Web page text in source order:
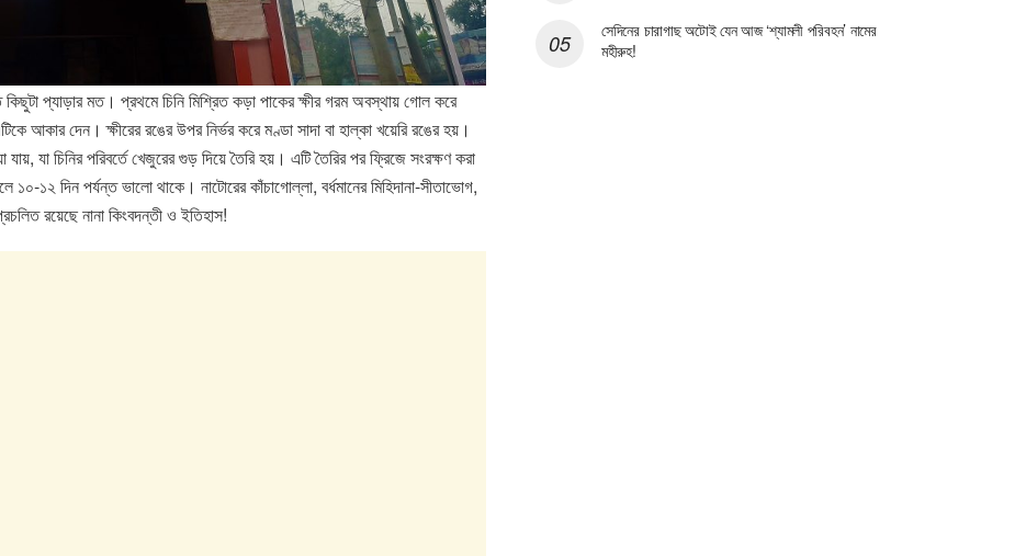
কিছুটা প্যাড়ার মত। প্রথমে চিনি মিশ্রিত কড়া পাকের ক্ষীর গরম অবস্থায় গোল করে
আকার দেন‌। ক্ষীরের রঙের উপর নির্ভর করে মণ্ডা সাদা বা হাল্কা খয়েরি রঙের হয়।
যা চিনির পরিবর্তে খেজুরের গুড় দিয়ে তৈরি হয়। এটি তৈরির পর ফ্রিজে সংরক্ষণ করা
১২ দিন পর্যন্ত ভালো থাকে। নাটোরের কাঁচাগোল্লা, বর্ধমানের মিহিদানা-সীতাভোগ,
রয়েছে নানা কিংবদন্তী ও ইতিহাস‌!
সেদিনের চারাগাছ অটোই যেন আজ ‘শ্যামলী পরিবহন’ নামের
মহীরুহ!